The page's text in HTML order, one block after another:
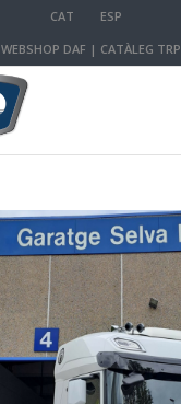
CAT
ESP
WEBSHOP DAF | CATÀLEG TRP